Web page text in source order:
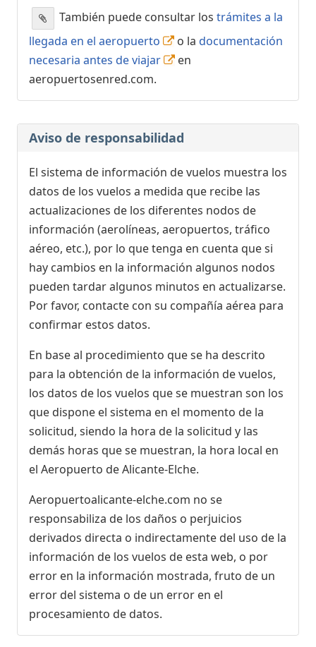
También puede consultar los trámites a la
llegada en el aeropuerto
o la documentación
necesaria antes de viajar
en
aeropuertosenred.com.
Aviso de responsabilidad
El sistema de información de vuelos muestra los
datos de los vuelos a medida que recibe las
actualizaciones de los diferentes nodos de
información (aerolíneas, aeropuertos, tráfico
aéreo, etc.), por lo que tenga en cuenta que si
hay cambios en la información algunos nodos
pueden tardar algunos minutos en actualizarse.
Por favor, contacte con su compañía aérea para
confirmar estos datos.
En base al procedimiento que se ha descrito
para la obtención de la información de vuelos,
los datos de los vuelos que se muestran son los
que dispone el sistema en el momento de la
solicitud, siendo la hora de la solicitud y las
demás horas que se muestran, la hora local en
el Aeropuerto de Alicante-Elche.
Aeropuertoalicante-elche.com no se
responsabiliza de los daños o perjuicios
derivados directa o indirectamente del uso de la
información de los vuelos de esta web, o por
error en la información mostrada, fruto de un
error del sistema o de un error en el
procesamiento de datos.